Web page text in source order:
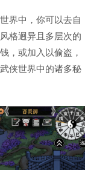
界中，你可以去自
格迥异且多层次的
，或加入以偷盗，
侠世界中的诸多秘